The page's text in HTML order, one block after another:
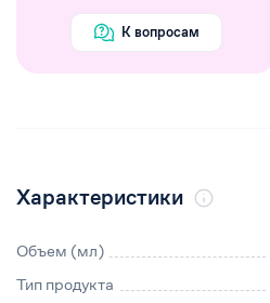
К вопросам
Характеристики
Объем (мл)
Тип продукта